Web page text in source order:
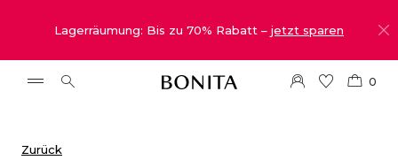
Lagerräumung: Bis zu 70% Rabatt – jetzt sparen
0
Zurück